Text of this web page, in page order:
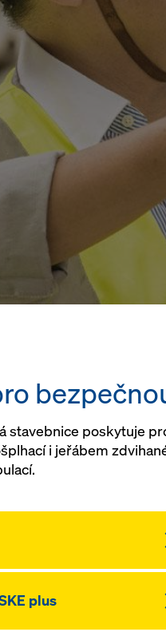
stavebnice poskytuje
i jeřábem
plus